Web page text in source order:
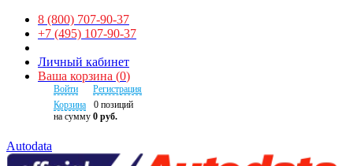
8 (800) 707-90-37
+7 (495) 107-90-37
Личный кабинет
Ваша корзина (0)
Войти
Регистрация
Корзина
0 позиций
на сумму 0 руб.
Autodata